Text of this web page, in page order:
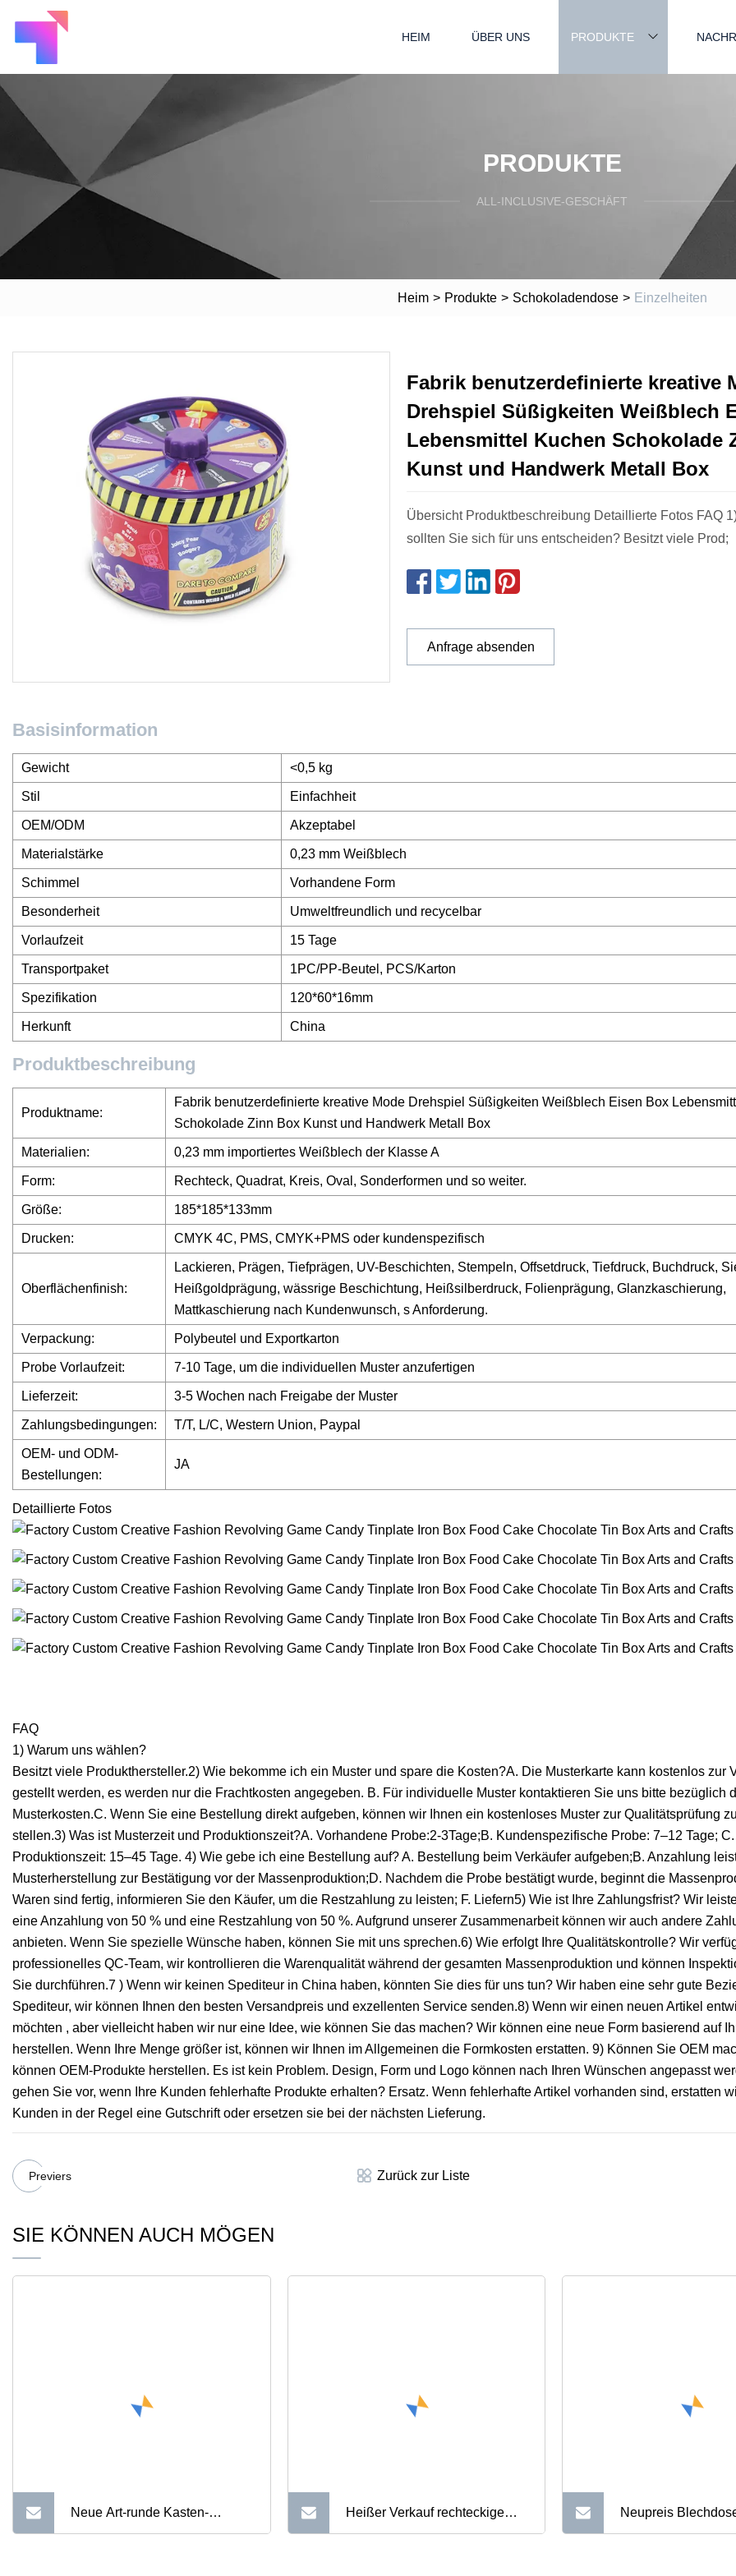
HEIM ÜBER UNS PRODUKTE
PRODUKTE
ALL-INCLUSIVE-GESCHÄFT
Heim > Produkte > Schokoladendose > Einzelheiten
Fabrik benutzerdefinierte kreative
Drehspiel Süßigkeiten Weißblech
Lebensmittel Kuchen Schokolade
Kunst und Handwerk Metall Box
Übersicht Produktbeschreibung Detaillierte Fotos FAQ
sollten Sie sich für uns entscheiden? Besitzt viele Prod;
Anfrage absenden
Basisinformation
Gewicht <0,5 kg
Stil Einfachheit
OEM/ODM Akzeptabel
Materialstärke 0,23 mm Weißblech
Schimmel Vorhandene Form
Besonderheit Umweltfreundlich und recycelbar
Vorlaufzeit 15 Tage
Transportpaket 1PC/PP-Beutel, PCS/Karton
Spezifikation 120*60*16mm
Herkunft China
Produktbeschreibung
Produktname:
Fabrik benutzerdefinierte kreative Mode Drehspiel Süßigkeiten Weißblech Eisen Box
Schokolade Zinn Box Kunst und Handwerk Metall Box
Materialien: 0,23 mm importiertes Weißblech der Klasse A
Form: Rechteck, Quadrat, Kreis, Oval, Sonderformen und so weiter.
Größe: 185*185*133mm
Drucken: CMYK 4C, PMS, CMYK+PMS oder kundenspezifisch
Oberflächenfinish:
Lackieren, Prägen, Tiefprägen, UV-Beschichten, Stempeln, Offsetdruck, Tiefdruck, Buchdruck,
Heißgoldprägung, wässrige Beschichtung, Heißsilberdruck, Folienprägung, Glanzkaschierung,
Mattkaschierung nach Kundenwunsch, s Anforderung.
Verpackung: Polybeutel und Exportkarton
Probe Vorlaufzeit: 7-10 Tage, um die individuellen Muster anzufertigen
Lieferzeit: 3-5 Wochen nach Freigabe der Muster
Zahlungsbedingungen: T/T, L/C, Western Union, Paypal
OEM- und ODM-
Bestellungen:
JA
Detaillierte Fotos
FAQ
1) Warum uns wählen?
Besitzt viele Produkthersteller.2) Wie bekomme ich ein Muster und spare die Kosten?A. Die Musterkarte kann kostenlos zur
gestellt werden, es werden nur die Frachtkosten angegeben. B. Für individuelle Muster kontaktieren Sie uns bitte bezüglich
Musterkosten.C. Wenn Sie eine Bestellung direkt aufgeben, können wir Ihnen ein kostenloses Muster zur Qualitätsprüfung
stellen.3) Was ist Musterzeit und Produktionszeit?A. Vorhandene Probe:2-3Tage;B. Kundenspezifische Probe: 7–12 Tage; C.
Produktionszeit: 15–45 Tage. 4) Wie gebe ich eine Bestellung auf? A. Bestellung beim Verkäufer aufgeben;B. Anzahlung
Musterherstellung zur Bestätigung vor der Massenproduktion;D. Nachdem die Probe bestätigt wurde, beginnt die
Waren sind fertig, informieren Sie den Käufer, um die Restzahlung zu leisten; F. Liefern5) Wie ist Ihre Zahlungsfrist? Wir
eine Anzahlung von 50 % und eine Restzahlung von 50 %. Aufgrund unserer Zusammenarbeit können wir auch andere
anbieten. Wenn Sie spezielle Wünsche haben, können Sie mit uns sprechen.6) Wie erfolgt Ihre Qualitätskontrolle? Wir
professionelles QC-Team, wir kontrollieren die Warenqualität während der gesamten Massenproduktion und können
Sie durchführen.7 ) Wenn wir keinen Spediteur in China haben, könnten Sie dies für uns tun? Wir haben eine sehr gute
Spediteur, wir können Ihnen den besten Versandpreis und exzellenten Service senden.8) Wenn wir einen neuen Artikel
möchten , aber vielleicht haben wir nur eine Idee, wie können Sie das machen? Wir können eine neue Form basierend auf
herstellen. Wenn Ihre Menge größer ist, können wir Ihnen im Allgemeinen die Formkosten erstatten. 9) Können Sie OEM
können OEM-Produkte herstellen. Es ist kein Problem. Design, Form und Logo können nach Ihren Wünschen angepasst
gehen Sie vor, wenn Ihre Kunden fehlerhafte Produkte erhalten? Ersatz. Wenn fehlerhafte Artikel vorhanden sind, erstatten
Kunden in der Regel eine Gutschrift oder ersetzen sie bei der nächsten Lieferung.
Previers Zurück zur Liste
SIE KÖNNEN AUCH MÖGEN
Neue Art-runde Kasten- Heißer Verkauf rechteckige Neupreis